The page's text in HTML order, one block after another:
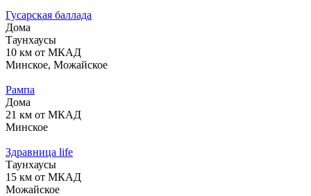
Гусарская баллада
Дома
Таунхаусы
10 км от МКАД
Минское, Можайское
Рампа
Дома
21 км от МКАД
Минское
Здравница life
Таунхаусы
15 км от МКАД
Можайское